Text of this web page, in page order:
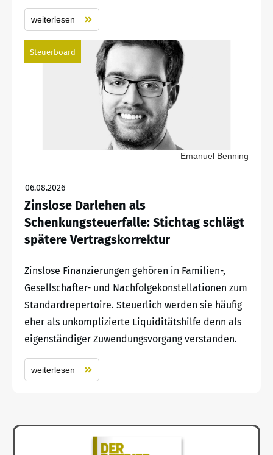
weiterlesen
Steuerboard
Emanuel Benning
06.08.2026
Zinslose Darlehen als
Schenkungsteuerfalle: Stichtag schlägt
spätere Vertragskorrektur
Zinslose Finanzierungen gehören in Familien-,
Gesellschafter- und Nachfolgekonstellationen zum
Standardrepertoire. Steuerlich werden sie häufig
eher als unkomplizierte Liquiditätshilfe denn als
eigenständiger Zuwendungsvorgang verstanden.
weiterlesen